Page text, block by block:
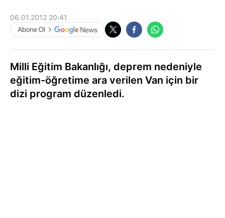
06.01.2012 20:41
Milli Eğitim Bakanlığı, deprem nedeniyle
eğitim-öğretime ara verilen Van için bir
dizi program düzenledi.